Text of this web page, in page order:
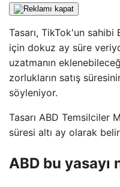
Tasarı, TikTok'un
için dokuz ay süre
uzatmanın
zorlukların satış
söyleniyor.
Tasarı ABD Temsilciler
süresi altı ay olarak
ABD bu yasayı